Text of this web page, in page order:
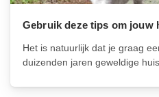
Gebruik deze tips om jouw
Het is natuurlijk dat je graag
duizenden jaren geweldige
vergeten dat je ook enige